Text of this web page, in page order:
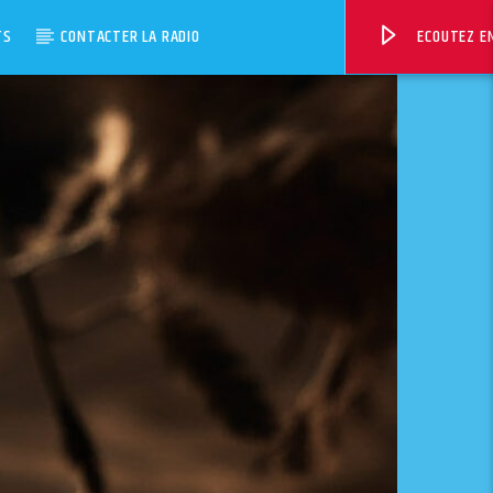
CONTACTER LA RADIO ECOUTEZ